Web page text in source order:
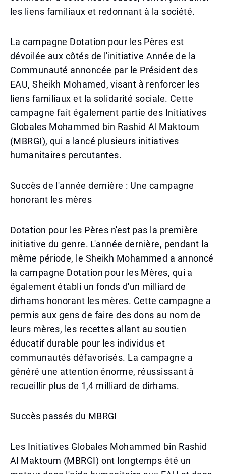
les liens familiaux et redonnant à la société.
La campagne Dotation pour les Pères est
dévoilée aux côtés de l'initiative Année de la
Communauté annoncée par le Président des
EAU, Sheikh Mohamed, visant à renforcer les
liens familiaux et la solidarité sociale. Cette
campagne fait également partie des Initiatives
Globales Mohammed bin Rashid Al Maktoum
(MBRGI), qui a lancé plusieurs initiatives
humanitaires percutantes.
Succès de l'année dernière : Une campagne
honorant les mères
Dotation pour les Pères n'est pas la première
initiative du genre. L'année dernière, pendant la
même période, le Sheikh Mohammed a annoncé
la campagne Dotation pour les Mères, qui a
également établi un fonds d'un milliard de
dirhams honorant les mères. Cette campagne a
permis aux gens de faire des dons au nom de
leurs mères, les recettes allant au soutien
éducatif durable pour les individus et
communautés défavorisés. La campagne a
généré une attention énorme, réussissant à
recueillir plus de 1,4 milliard de dirhams.
Succès passés du MBRGI
Les Initiatives Globales Mohammed bin Rashid
Al Maktoum (MBRGI) ont longtemps été un